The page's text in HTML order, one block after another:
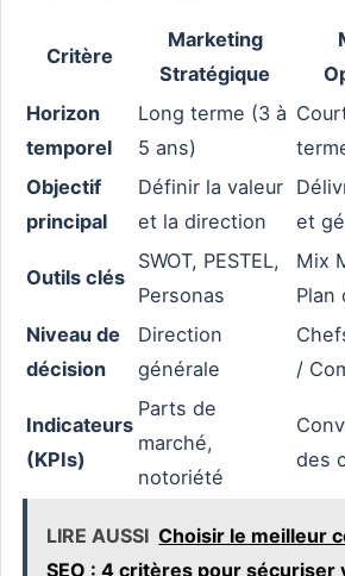
Critère
Marketing
Stratégique
Horizon
temporel
Long terme (3 à
5 ans)
Objectif
principal
Définir la valeur
et la direction
et
Outils clés
SWOT, PESTEL,
Personas
Mix
Plan
Niveau de
décision
Direction
générale
/
Indicateurs
(KPIs)
Parts de
marché,
notoriété
des
LIRE AUSSI Choisir le meilleur
SEO : 4 critères pour sécuriser